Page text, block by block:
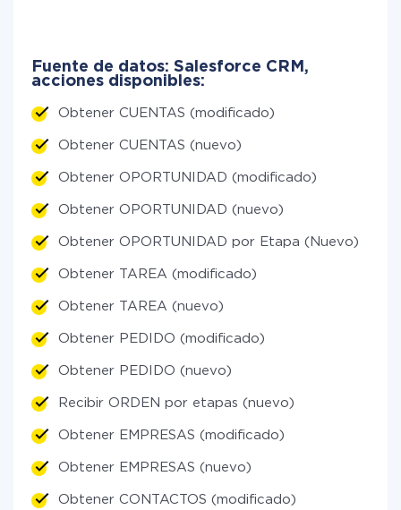
Fuente de datos: Salesforce CRM,
acciones disponibles:
Obtener CUENTAS (modificado)
Obtener CUENTAS (nuevo)
Obtener OPORTUNIDAD (modificado)
Obtener OPORTUNIDAD (nuevo)
Obtener OPORTUNIDAD por Etapa (Nuevo)
Obtener TAREA (modificado)
Obtener TAREA (nuevo)
Obtener PEDIDO (modificado)
Obtener PEDIDO (nuevo)
Recibir ORDEN por etapas (nuevo)
Obtener EMPRESAS (modificado)
Obtener EMPRESAS (nuevo)
Obtener CONTACTOS (modificado)